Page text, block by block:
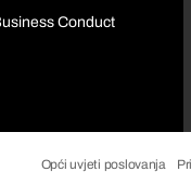
Conduct
Opći uvjeti poslovanja